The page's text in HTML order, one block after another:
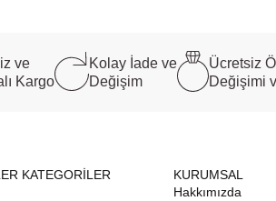
ve
Kargo
Kolay İade ve
Değişim
Ücretsiz
Değişimi
KATEGORİLER
KURUMSAL
Hakkımızda